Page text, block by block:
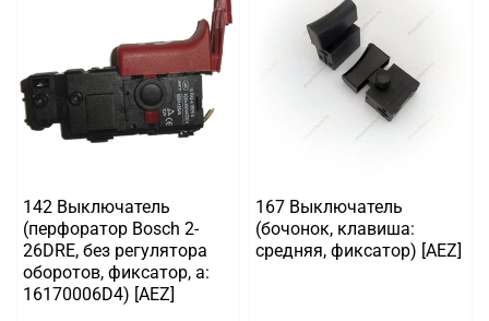
142 Выключатель
(перфоратор Bosch 2-
26DRE, без регулятора
оборотов, фиксатор, а:
16170006D4) [AEZ]
167 Выключатель
(бочонок, клавиша:
средняя, фиксатор) [AEZ]